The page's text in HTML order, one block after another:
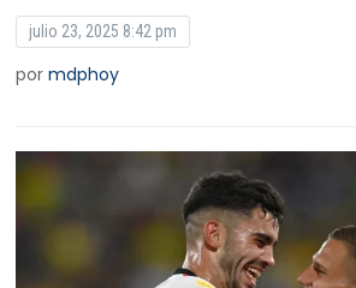
julio 23, 2025 8:42 pm
pormdphoy